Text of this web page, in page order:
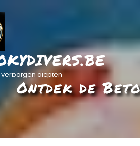
verborgen diepten
Ontdek de